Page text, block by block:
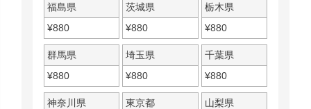
福島県
¥880
茨城県
¥880
栃木県
¥880
群馬県
¥880
埼玉県
¥880
千葉県
¥880
神奈川県
東京都
山梨県